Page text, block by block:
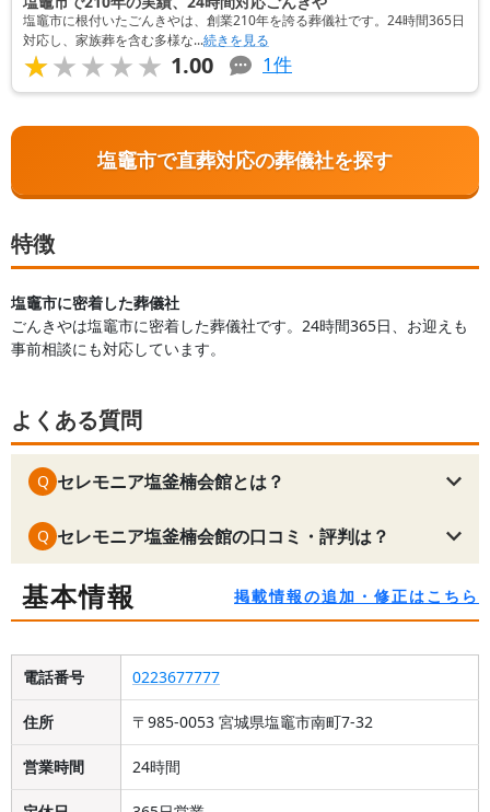
塩竈市に根付いたごんきやは、創業210年を誇る葬儀社です。24時間365日
対応し、家族葬を含む多様な...続きを見る
★★★★★
★★★★★ 1.00 1件
塩竈市で直葬対応の葬儀社を探す
特徴
塩竈市に密着した葬儀社
ごんきやは塩竈市に密着した葬儀社です。24時間365日、お迎えも
事前相談にも対応しています。
よくある質問
Q セレモニア塩釜楠会館とは？
Q セレモニア塩釜楠会館の口コミ・評判は？
基本情報 掲載情報の追加・修正はこちら
電話番号 0223677777
住所 〒985-0053 宮城県塩竈市南町7-32
営業時間 24時間